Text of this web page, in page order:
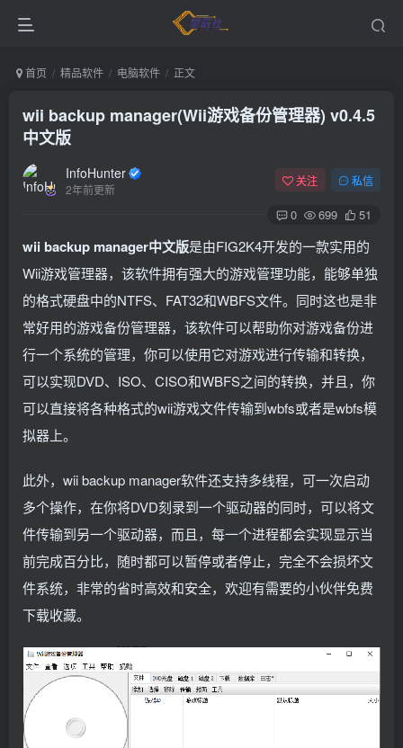
首页 精品软件 电脑软件 正文
wii backup manager(Wii游戏备份管理器) v0.4.5
中文版
InfoHunter
2年前更新
关注 私信
0 699 51
wii backup manager中文版是由FIG2K4开发的一款实用的
Wii游戏管理器，该软件拥有强大的游戏管理功能，能够单独
的格式硬盘中的NTFS、FAT32和WBFS文件。同时这也是非
常好用的游戏备份管理器，该软件可以帮助你对游戏备份进
行一个系统的管理，你可以使用它对游戏进行传输和转换，
可以实现DVD、ISO、CISO和WBFS之间的转换，并且，你
可以直接将各种格式的wii游戏文件传输到wbfs或者是wbfs模
拟器上。
此外，wii backup manager软件还支持多线程，可一次启动
多个操作，在你将DVD刻录到一个驱动器的同时，可以将文
件传输到另一个驱动器，而且，每一个进程都会实现显示当
前完成百分比，随时都可以暂停或者停止，完全不会损坏文
件系统，非常的省时高效和安全，欢迎有需要的小伙伴免费
下载收藏。